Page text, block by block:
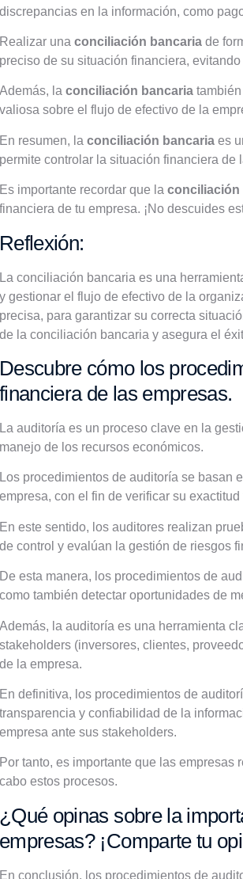
discrepancias en la información, como
Realizar una conciliación bancaria de
preciso de su situación financiera,
Además, la conciliación bancaria
valiosa sobre el flujo de efectivo de la
En resumen, la conciliación bancaria es
permite controlar la situación financiera
Es importante recordar que la conciliación
financiera de tu empresa. ¡No descuides
Reflexión:
La conciliación bancaria es una
y gestionar el flujo de efectivo de la
precisa, para garantizar su correcta
de la conciliación bancaria y asegura el
Descubre cómo los
financiera de las empresas.
La auditoría es un proceso clave en la
manejo de los recursos económicos.
Los procedimientos de auditoría se basan
empresa, con el fin de verificar su
En este sentido, los auditores realizan
de control y evalúan la gestión de riesgos
De esta manera, los procedimientos de
como también detectar oportunidades de
Además, la auditoría es una herramienta
stakeholders (inversores, clientes,
de la empresa.
En definitiva, los procedimientos de
transparencia y confiabilidad de la
empresa ante sus stakeholders.
Por tanto, es importante que las
cabo estos procesos.
¿Qué opinas sobre la
empresas? ¡Comparte tu
En conclusión, los procedimientos de